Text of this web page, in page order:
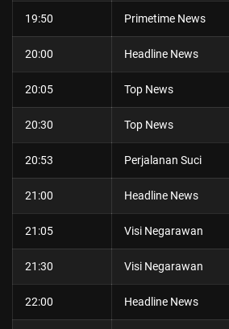
19:50 Primetime News
20:00 Headline News
20:05 Top News
20:30 Top News
20:53 Perjalanan Suci
21:00 Headline News
21:05 Visi Negarawan
21:30 Visi Negarawan
22:00 Headline News